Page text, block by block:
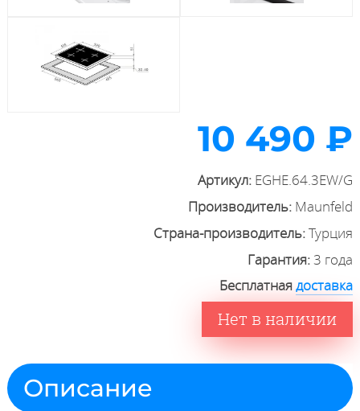
10 490 ₽
Артикул: EGHE.64.3EW/G
Производитель: Maunfeld
Страна-производитель:Турция
Гарантия:3 года
Бесплатнаядоставка
Нет в наличии
Описание